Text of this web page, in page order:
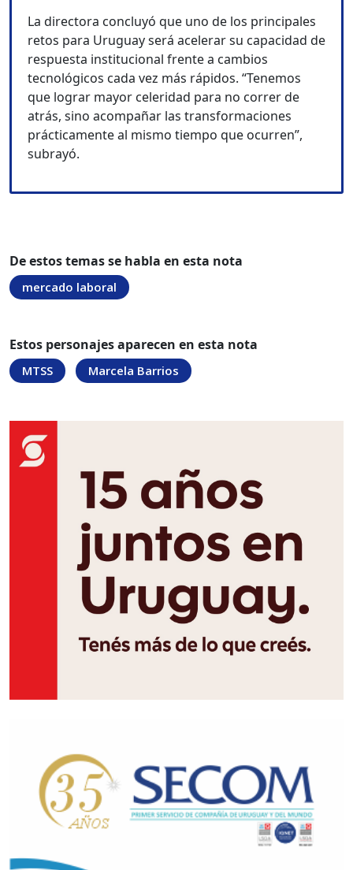
La directora concluyó que uno de los principales
retos para Uruguay será acelerar su capacidad de
respuesta institucional frente a cambios
tecnológicos cada vez más rápidos. “Tenemos
que lograr mayor celeridad para no correr de
atrás, sino acompañar las transformaciones
prácticamente al mismo tiempo que ocurren”,
subrayó.
De estos temas se habla en esta nota
mercado laboral
Estos personajes aparecen en esta nota
MTSS Marcela Barrios